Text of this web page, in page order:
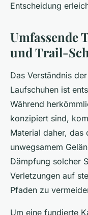
Entscheidung
Umfassende
und Trail-
Das Verständnis
Laufschuhen ist
Während
konzipiert sind,
Material daher, das
unwegsamem
Dämpfung solcher
Verletzungen auf
Pfaden zu
Um eine fundierte